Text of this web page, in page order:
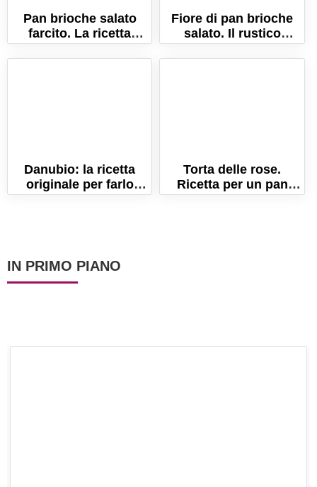
Pan brioche salato
farcito. La ricetta
semplice per farlo
sofficissimo!
Fiore di pan brioche
salato. Il rustico
lievitato buono e
scenografico!
Danubio: la ricetta
originale per farlo
morbidissimo!
Torta delle rose.
Ricetta per un pan
brioche morbidissimo
IN PRIMO PIANO